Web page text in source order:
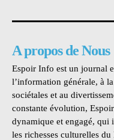
A propos de Nous
Espoir Info est un journal
l’information générale, à
sociétales et au
constante évolution,
dynamique et engagé, qui
les richesses culturelles